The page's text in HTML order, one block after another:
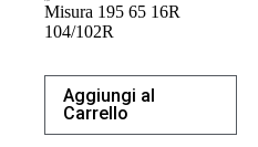
Misura 195 65 16R
104/102R
Aggiungi al
Carrello